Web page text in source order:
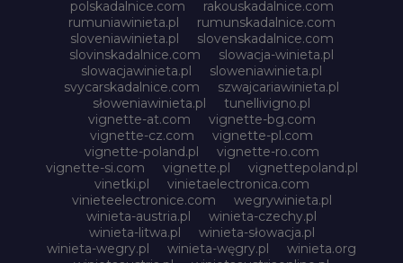
polskadalnice.com
rakouskadalnice.com
rumuniawinieta.pl
rumunskadalnice.com
sloveniawinieta.pl
slovenskadalnice.com
slovinskadalnice.com
slowacja-winieta.pl
slowacjawinieta.pl
sloweniawinieta.pl
svycarskadalnice.com
szwajcariawinieta.pl
słoweniawinieta.pl
tunellivigno.pl
vignette-at.com
vignette-bg.com
vignette-cz.com
vignette-pl.com
vignette-poland.pl
vignette-ro.com
vignette-si.com
vignette.pl
vignettepoland.pl
vinetki.pl
vinietaelectronica.com
vinieteelectronice.com
wegrywinieta.pl
winieta-austria.pl
winieta-czechy.pl
winieta-litwa.pl
winieta-słowacja.pl
winieta-wegry.pl
winieta-węgry.pl
winieta.org